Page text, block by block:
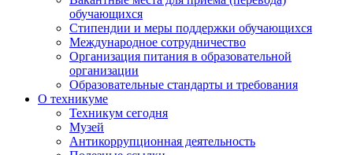
обучающихся
Стипендии и меры поддержки обучающихся
Международное сотрудничество
Организация питания в образовательной
организации
Образовательные стандарты и требования
О техникуме
Техникум сегодня
Музей
Антикоррупционная деятельность